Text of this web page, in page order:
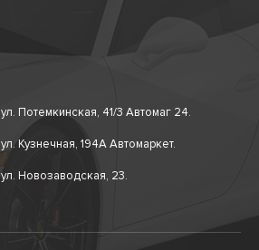
Потемкинская, 41/3 Автомаг 24.
Кузнечная, 194А Автомаркет.
Новозаводская, 23.